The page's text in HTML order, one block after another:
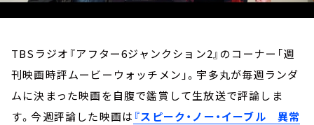
TBSラジオ『アフター6ジャンクション2』のコーナー「週
刊映画時評ムービーウォッチメン」。宇多丸が毎週ランダ
ムに決まった映画を自腹で鑑賞して生放送で評論しま
す。今週評論した映画は 『スピーク・ノー・イーブル 異常